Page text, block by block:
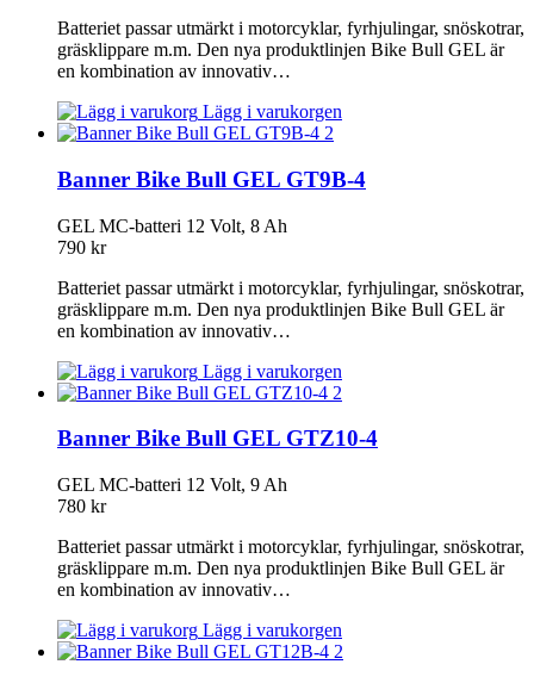
Batteriet passar utmärkt i motorcyklar, fyrhjulingar, snöskotrar,
gräsklippare m.m. Den nya produktlinjen Bike Bull GEL är
en kombination av innovativ…
Lägg i varukorgen
Banner Bike Bull GEL GT9B-4
GEL MC-batteri 12 Volt, 8 Ah
790 kr
Batteriet passar utmärkt i motorcyklar, fyrhjulingar, snöskotrar,
gräsklippare m.m. Den nya produktlinjen Bike Bull GEL är
en kombination av innovativ…
Lägg i varukorgen
Banner Bike Bull GEL GTZ10-4
GEL MC-batteri 12 Volt, 9 Ah
780 kr
Batteriet passar utmärkt i motorcyklar, fyrhjulingar, snöskotrar,
gräsklippare m.m. Den nya produktlinjen Bike Bull GEL är
en kombination av innovativ…
Lägg i varukorgen